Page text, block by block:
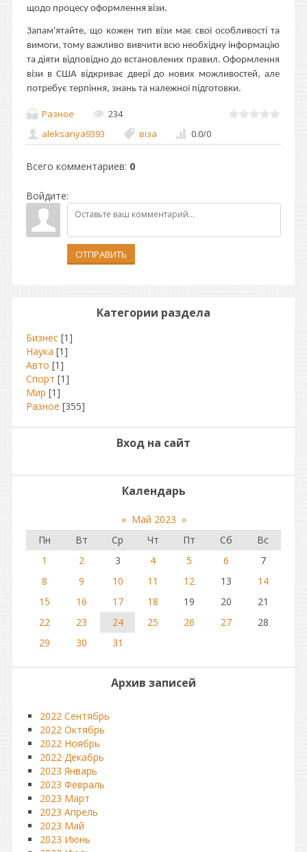
щодо процесу оформлення візи.
Запам'ятайте, що кожен тип візи має свої особливості та
вимоги, тому важливо вивчити всю необхідну інформацію
та діяти відповідно до встановлених правил. Оформлення
візи в США відкриває двері до нових можливостей, але
потребує терпіння, знань та належної підготовки.
Разное
234
aleksanya9393
віза 0.0/0
Всего комментариев: 0
Войдите:
ОТПРАВИТЬ
Категории раздела
Бизнес [1]
Наука [1]
Авто [1]
Спорт [1]
Мир [1]
Разное [355]
Вход на сайт
Календарь
« Май 2023 »
Пн
Вт Ср Чт Пт Сб
Вс
1
2 3 4 5 6
7
8
9 10 11 12 13
14
15
16 17 18 19 20
21
22
23 24 25 26 27
28
29
30 31
Архив записей
2022 Сентябрь
2022 Октябрь
2022 Ноябрь
2022 Декабрь
2023 Январь
2023 Февраль
2023 Март
2023 Апрель
2023 Май
2023 Июнь